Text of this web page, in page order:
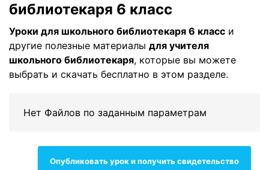
библиотекаря 6 класс
Уроки для школьного библиотекаря 6 класс и
другие полезные материалы для учителя
школьного библиотекаря, которые вы можете
выбрать и скачать бесплатно в этом разделе.
Нет Файлов по заданным параметрам
Опубликовать урок и получить свидетельство